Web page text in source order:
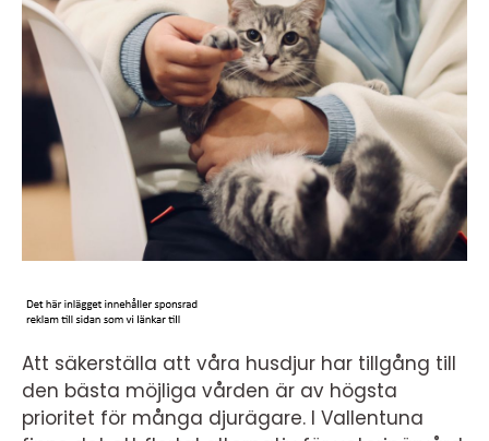
Att säkerställa att våra husdjur har tillgång till
den bästa möjliga vården är av högsta
prioritet för många djurägare. I Vallentuna